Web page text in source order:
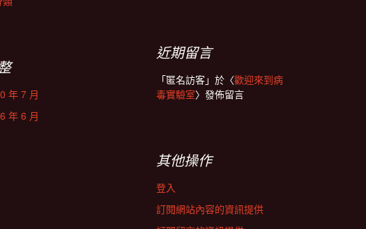
近期留言
「匿名訪客」於〈歡迎來到病
毒實驗室〉發佈留言
年 7 月
年 6 月
其他操作
登入
訂閱網站內容的資訊提供